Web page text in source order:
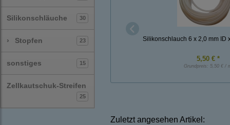
Silikonschläuche 30
› Stopfen 23
sonstiges 15
Zellkautschuk-Streifen
25
Silikonschlauch 6 x 2,0 mm ID
5,50 € *
Grundpreis: 5,50 € /
Zuletzt angesehen Artikel: